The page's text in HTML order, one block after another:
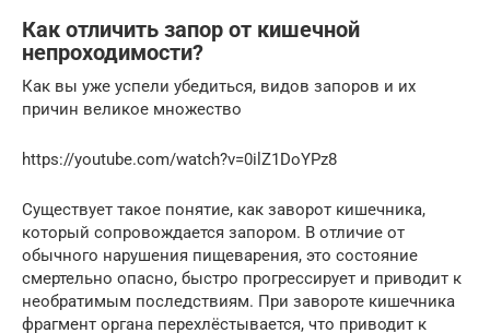
Как отличить запор от кишечной
непроходимости?
Как вы уже успели убедиться, видов запоров и их
причин великое множество
https://youtube.com/watch?v=0ilZ1DoYPz8
Существует такое понятие, как заворот кишечника,
который сопровождается запором. В отличие от
обычного нарушения пищеварения, это состояние
смертельно опасно, быстро прогрессирует и приводит к
необратимым последствиям. При завороте кишечника
фрагмент органа перехлёстывается, что приводит к